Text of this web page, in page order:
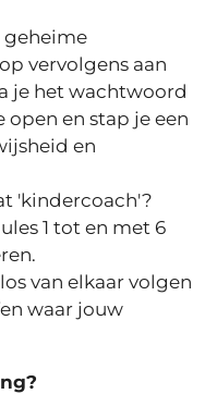
geheime
vervolgens aan
je het wachtwoord
en stap je een
en
'kindercoach'?
1 tot en met 6
van elkaar volgen
waar jouw